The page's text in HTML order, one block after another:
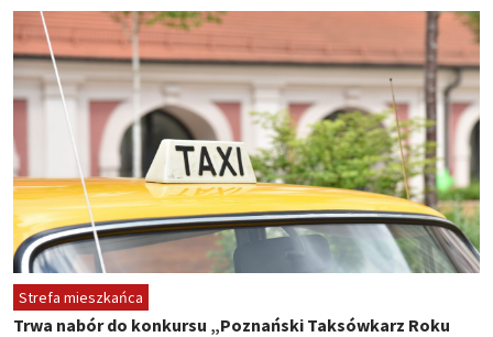
Strefa mieszkańca
Trwa nabór do konkursu „Poznański Taksówkarz Roku